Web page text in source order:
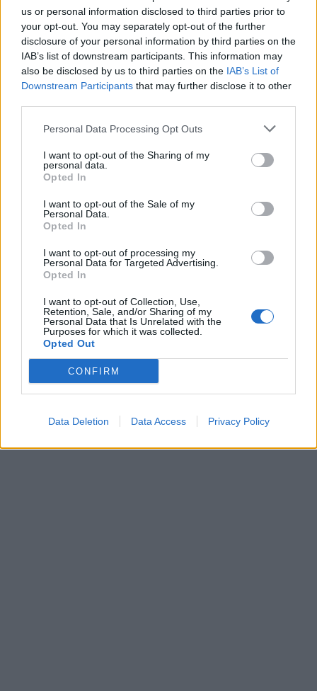
us or personal information disclosed to third parties prior to
your opt-out. You may separately opt-out of the further
disclosure of your personal information by third parties on the
IAB’s list of downstream participants. This information may
also be disclosed by us to third parties on the IAB’s List of
Downstream Participants that may further disclose it to other
Personal Data Processing Opt Outs
I want to opt-out of the Sharing of my
personal data.
Opted In
I want to opt-out of the Sale of my
Personal Data.
Opted In
I want to opt-out of processing my
Personal Data for Targeted Advertising.
Opted In
I want to opt-out of Collection, Use,
Retention, Sale, and/or Sharing of my
Personal Data that Is Unrelated with the
Purposes for which it was collected.
Opted Out
CONFIRM
Data Deletion Data Access Privacy Policy
και το προσωπικό των υπηρεσιών της Βουλής των
Ελλήνων και της Γενικής Γραμματείας
Πληροφοριακών Συστημάτων και Ψηφιακής
Διακυβέρνησης, για την πολύτιμη συμβολή τους
προκειμένου να επιτευχθεί η σωστή δημοσίευση».
όλες τις ειδήσεις